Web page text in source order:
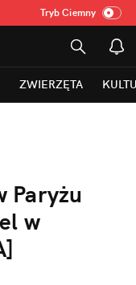
Tryb Ciemny
ZWIERZĘTA
Paryżu
w